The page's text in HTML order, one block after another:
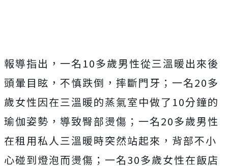
報導指出，一名10多歲男性從三溫暖出來後
頭暈目眩，不慎跌倒，摔斷門牙；一名20多
歲女性因在三溫暖的蒸氣室中做了10分鐘的
瑜伽姿勢，導致臀部燙傷；一名20多歲男性
在租用私人三溫暖時突然站起來，背部不小
心碰到燈泡而燙傷；一名30多歲女性在飯店